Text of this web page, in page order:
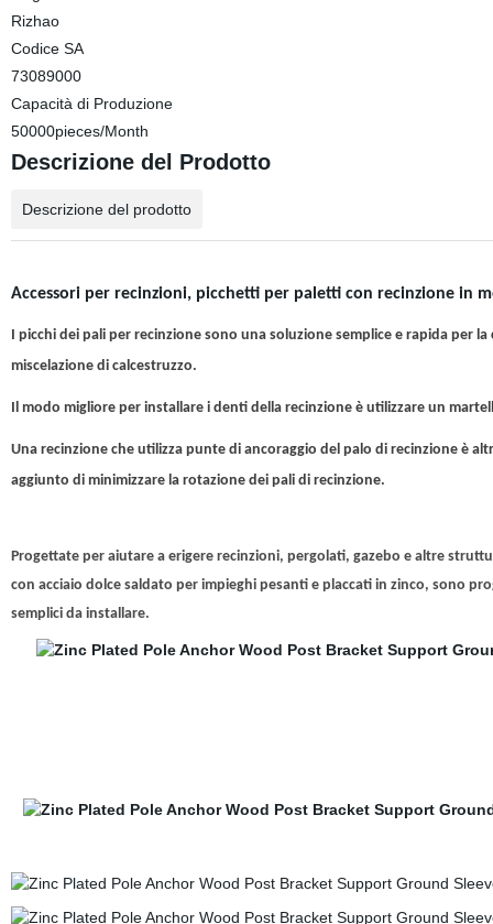
Rizhao
Codice SA
73089000
Capacità di Produzione
50000pieces/Month
Descrizione del Prodotto
Descrizione del prodotto
Accessori per recinzioni, picchetti per paletti con recinzione in
I picchi dei pali per recinzione sono una soluzione semplice e rapida per
miscelazione di calcestruzzo.
Il modo migliore per installare i denti della recinzione è utilizzare un
Una recinzione che utilizza punte di ancoraggio del palo di recinzione è
aggiunto di minimizzare la rotazione dei pali di recinzione.
Progettate per aiutare a erigere recinzioni, pergolati, gazebo e altre
con acciaio dolce saldato per impieghi pesanti e placcati in zinco, sono
semplici da installare.